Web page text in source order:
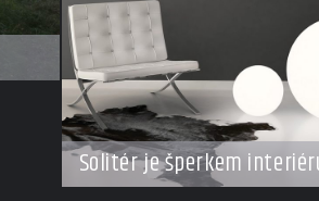
Solitér je šperkem